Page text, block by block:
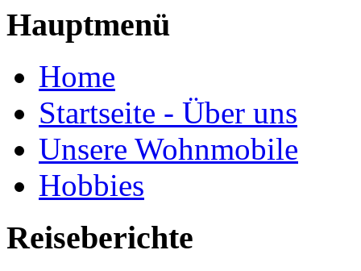
Hauptmenü
Home
Startseite - Über uns
Unsere Wohnmobile
Hobbies
Reiseberichte